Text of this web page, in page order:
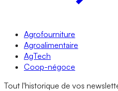
Agrofourniture
Agroalimentaire
AgTech
Coop-négoce
Tout l'historique de vos